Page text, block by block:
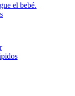
el bebé.